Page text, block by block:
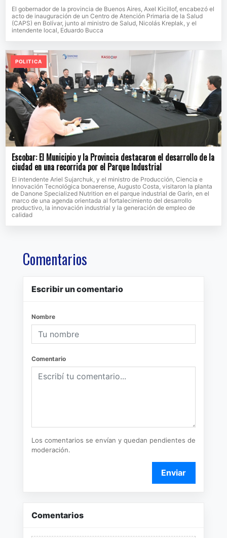
El gobernador de la provincia de Buenos Aires, Axel Kicillof, encabezó el
acto de inauguración de un Centro de Atención Primaria de la Salud
(CAPS) en Bolívar, junto al ministro de Salud, Nicolás Kreplak, y el
intendente local, Eduardo Bucca
POLITICA
Escobar: El Municipio y la Provincia destacaron el desarrollo de la
ciudad en una recorrida por el Parque Industrial
El intendente Ariel Sujarchuk, y el ministro de Producción, Ciencia e
Innovación Tecnológica bonaerense, Augusto Costa, visitaron la planta
de Danone Specialized Nutrition en el parque industrial de Garín, en el
marco de una agenda orientada al fortalecimiento del desarrollo
productivo, la innovación industrial y la generación de empleo de
calidad
Comentarios
Escribir un comentario
Nombre
Comentario
Los comentarios se envían y quedan pendientes de
moderación.
Enviar
Comentarios